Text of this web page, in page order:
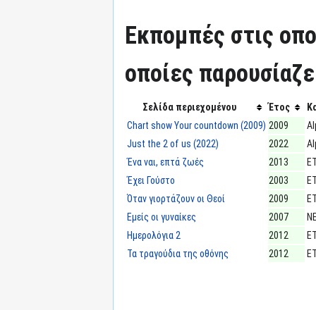
Εκπομπές στις
οποίες
Σελίδα περιεχομένου Έτος
Chart show Your countdown (2009) 2009
Just the 2 of us (2022)
2022
Ένα ναι, επτά ζωές
2013
Έχει Γούστο
2003
Όταν γιορτάζουν οι Θεοί
2009
Εμείς οι γυναίκες
2007
Ημερολόγια 2
2012
Τα τραγούδια της οθόνης
2012